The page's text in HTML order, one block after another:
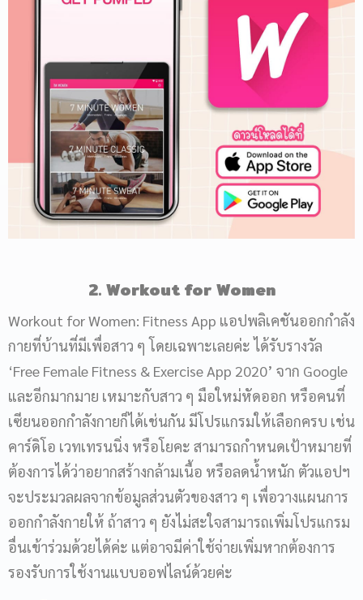
2. Workout for Women
Workout for Women: Fitness App แอปพลิเคชันออกกำลัง
กายที่บ้านที่มีเพื่อสาว ๆ โดยเฉพาะเลยค่ะ ได้รับรางวัล
‘Free Female Fitness & Exercise App 2020’ จาก Google
และอีกมากมาย เหมาะกับสาว ๆ มือใหม่หัดออก หรือคนที่
เซียนออกกำลังกายก็ได้เช่นกัน มีโปรแกรมให้เลือกครบ เช่น
คาร์ดิโอ เวทเทรนนิ่ง หรือโยคะ สามารถกำหนดเป้าหมายที่
ต้องการได้ว่าอยากสร้างกล้ามเนื้อ หรือลดน้ำหนัก ตัวแอปฯ
จะประมวลผลจากข้อมูลส่วนตัวของสาว ๆ เพื่อวางแผนการ
ออกกำลังกายให้ ถ้าสาว ๆ ยังไม่สะใจสามารถเพิ่มโปรแกรม
อื่นเข้าร่วมด้วยได้ค่ะ แต่อาจมีค่าใช้จ่ายเพิ่มหากต้องการ
รองรับการใช้งานแบบออฟไลน์ด้วยค่ะ